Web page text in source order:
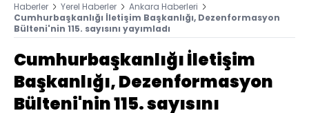
Haberler Yerel Haberler
Ankara Haberleri
Cumhurbaşkanlığı İletişim Başkanlığı, Dezenformasyon
Bülteni'nin 115. sayısını yayımladı
Cumhurbaşkanlığı İletişim
Başkanlığı, Dezenformasyon
Bülteni'nin 115. sayısını